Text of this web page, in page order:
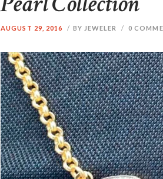
AUGUST 29, 2016 BY JEWELER 0